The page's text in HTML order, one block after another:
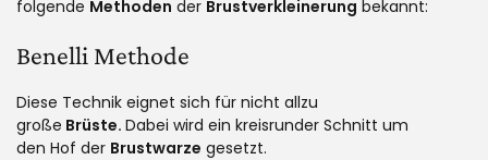
folgende Methoden der Brustverkleinerung bekannt:
Benelli Methode
Diese Technik eignet sich für nicht allzu
große Brüste. Dabei wird ein kreisrunder Schnitt um
den Hof der Brustwarze gesetzt.